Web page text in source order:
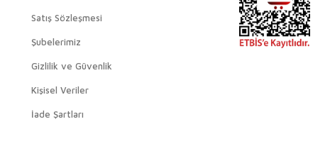
Satış Sözleşmesi
Şubelerimiz
Gizlilik ve Güvenlik
Kişisel Veriler
İade Şartları